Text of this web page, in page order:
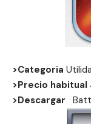
>Categoria
>Precio habitual
>Descargar